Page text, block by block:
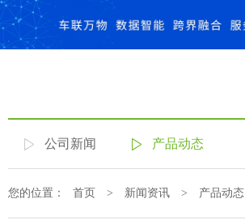
公司新闻 产品动态
您的位置： 首页 > 新闻资讯 > 产品动态